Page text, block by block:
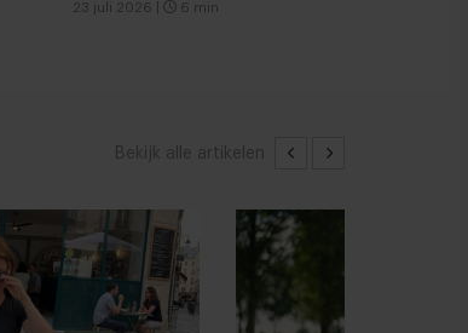
23 juli 2026 6 min
Bekijk alle artikelen